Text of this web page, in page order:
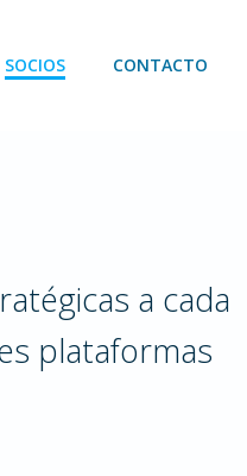
SOCIOS CONTACTO
a cada
plataformas